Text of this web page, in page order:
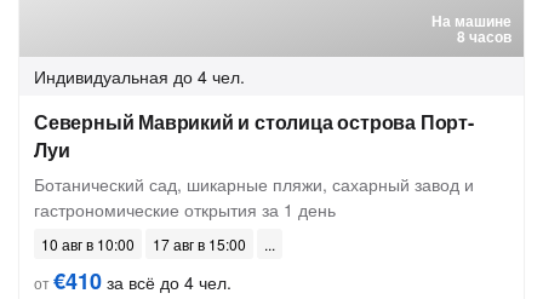
На машине
8 часов
Индивидуальная до 4 чел.
Северный Маврикий и столица острова Порт-
Луи
Ботанический сад, шикарные пляжи, сахарный завод и
гастрономические открытия за 1 день
10 авг в 10:00
17 авг в 15:00
от€410 за всё до 4 чел.